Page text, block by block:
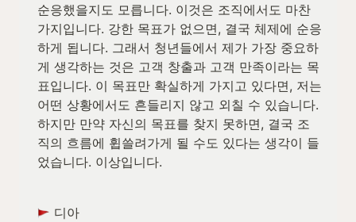
순응했을지도 모릅니다. 이것은 조직에서도 마찬
가지입니다. 강한 목표가 없으면, 결국 체제에 순응
하게 됩니다. 그래서 청년들에서 제가 가장 중요하
게 생각하는 것은 고객 창출과 고객 만족이라는 목
표입니다. 이 목표만 확실하게 가지고 있다면, 저는
어떤 상황에서도 흔들리지 않고 외칠 수 있습니다.
하지만 만약 자신의 목표를 찾지 못하면, 결국 조
직의 흐름에 휩쓸려가게 될 수도 있다는 생각이 들
었습니다. 이상입니다.
디아